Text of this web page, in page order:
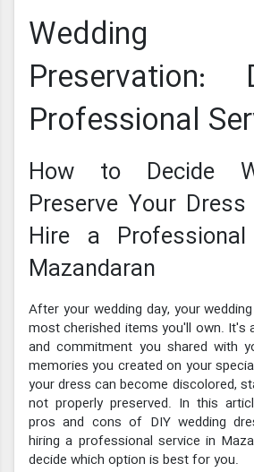
Wedding
Professional
How to Decide
Preserve Your
Hire a
Mazandaran
After your wedding day, your
most cherished items you'll own. It's
and commitment you shared with
memories you created on your
your dress can become discolored,
not properly preserved. In this
pros and cons of DIY wedding
hiring a professional service in
decide which option is best for you.